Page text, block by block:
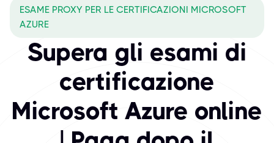
Microsoft rimane un fornitore preferito a livello aziendale
ESAME PROXY PER LE CERTIFICAZIONI MICROSOFT
AZURE
Supera gli esami di
certificazione
Microsoft Azure online